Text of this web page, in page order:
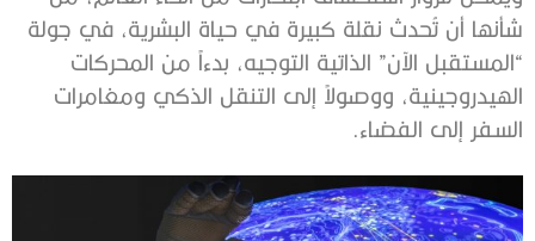
شأنها أن تُحدث نقلة كبيرة في حياة البشرية، في جولة
“المستقبل الآن” الذاتية التوجيه، بدءاً من المحركات
الهيدروجينية، ووصولاً إلى التنقل الذكي ومغامرات
السفر إلى الفضاء.